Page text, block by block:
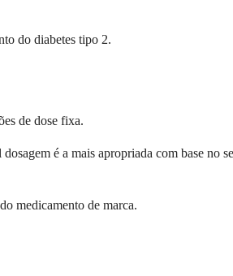
do diabetes tipo 2.
de dose fixa.
é a mais apropriada com base no
medicamento de marca.